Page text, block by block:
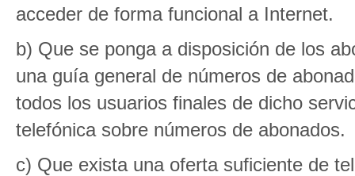
acceder de forma funcional a Internet.
b) Que se ponga a disposición de los
una guía general de números de
todos los usuarios finales de dicho
telefónica sobre números de abonados.
c) Que exista una oferta suficiente de